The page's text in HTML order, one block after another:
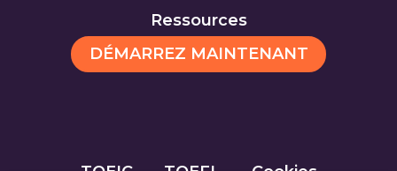
Ressources
DÉMARREZ MAINTENANT